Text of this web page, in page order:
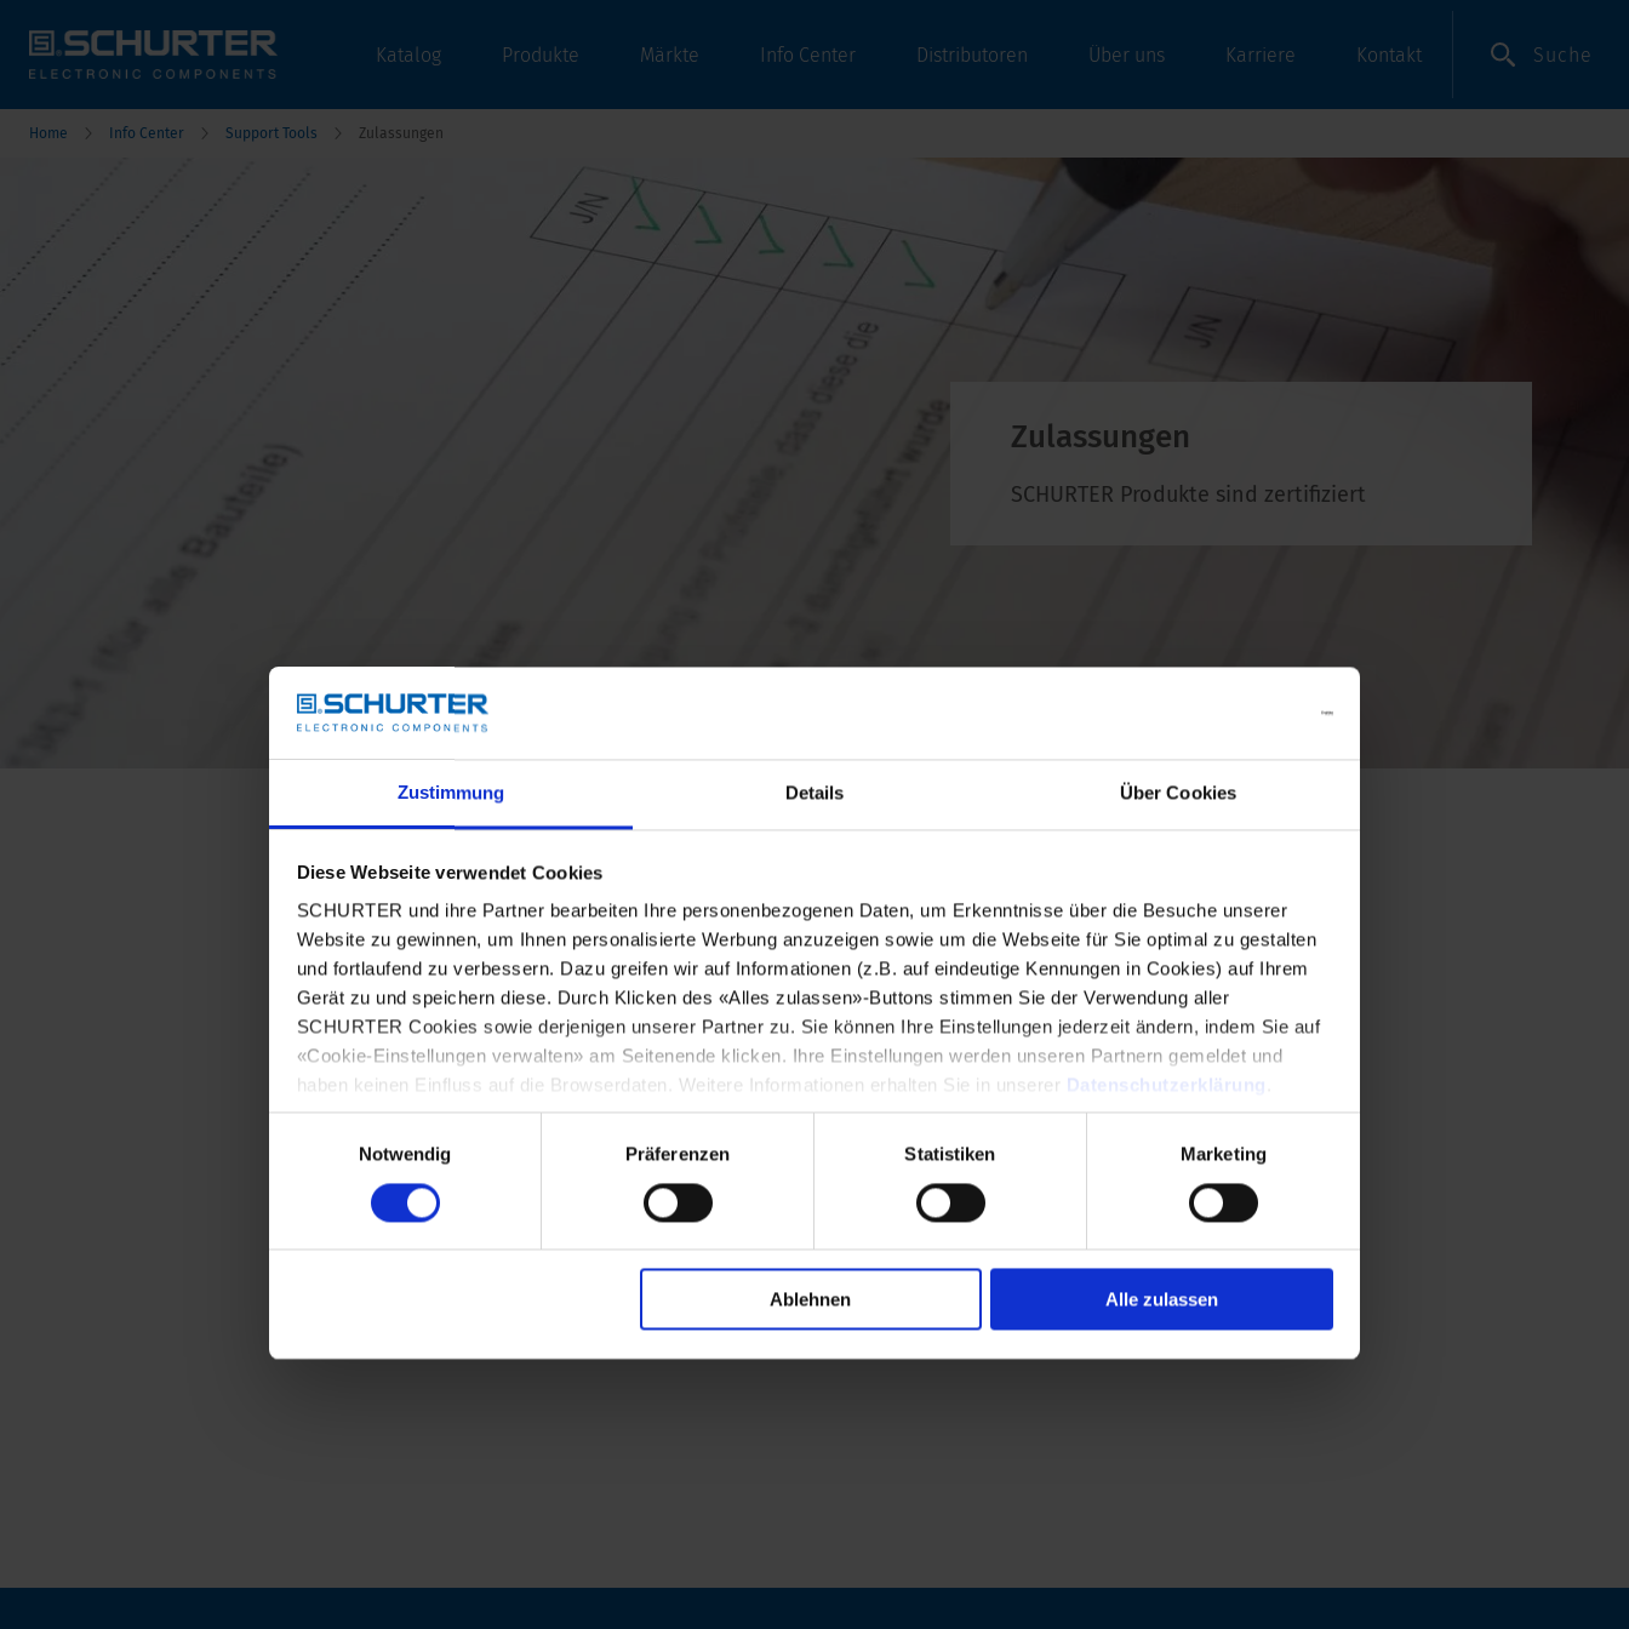
Zustimmung Details Über Cookies
Diese Webseite verwendet Cookies
SCHURTER und ihre Partner bearbeiten Ihre personenbezogenen Daten, um Erkenntnisse über die Besuche unserer
Website zu gewinnen, um Ihnen personalisierte Werbung anzuzeigen sowie um die Webseite für Sie optimal zu gestalten
und fortlaufend zu verbessern. Dazu greifen wir auf Informationen (z.B. auf eindeutige Kennungen in Cookies) auf Ihrem
Gerät zu und speichern diese. Durch Klicken des «Alles zulassen»-Buttons stimmen Sie der Verwendung aller
SCHURTER Cookies sowie derjenigen unserer Partner zu. Sie können Ihre Einstellungen jederzeit ändern, indem Sie auf
«Cookie-Einstellungen verwalten» am Seitenende klicken. Ihre Einstellungen werden unseren Partnern gemeldet und
haben keinen Einfluss auf die Browserdaten. Weitere Informationen erhalten Sie in unserer
Datenschutzerklärung
Notwendig
Präferenzen Statistiken Marketing
Ablehnen Alle zulassen
Katalog Produkte Märkte Info Center Distributoren Über uns Karriere Kontakt Suche
Home Info Center Support Tools Zulassungen
Zulassungen
SCHURTER Produkte sind zertifiziert